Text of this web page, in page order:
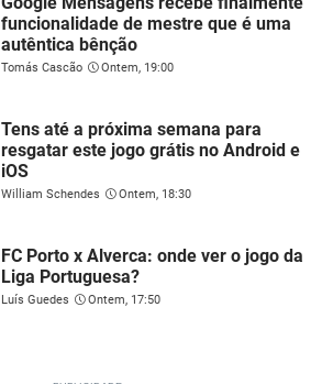
funcionalidade de mestre que é uma
autêntica bênção
Tomás Cascão Ontem, 19:00
Tens até a próxima semana para
resgatar este jogo grátis no Android e
iOS
William Schendes Ontem, 18:30
FC Porto x Alverca: onde ver o jogo da
Liga Portuguesa?
Luís Guedes Ontem, 17:50